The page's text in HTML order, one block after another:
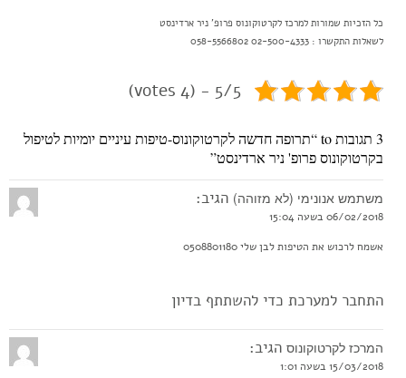
כל הזכיות שמורות למרכז לקרטוקונוס פרופ' ניר ארדינסט
לשאלות התקשרו : 02-500-4333 058-5566802
5/5 - (4 votes)
3 תגובות to “תרופה חדשה לקרטוקונוס-טיפות עיניים יומיות לטיפול
בקרטוקונוס פרופ' ניר ארדינסט”
משתמש אנונימי (לא מזוהה) הגיב:
06/02/2018 בשעה 15:04
אשמח לרכוש את הטיפות לבן שלי 0508801180
התחבר למערכת כדי להשתתף בדיון
המרכז לקרטוקונוס הגיב:
15/03/2018 בשעה 1:01